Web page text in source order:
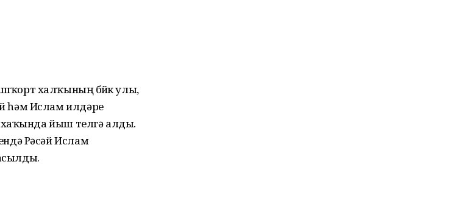
халҡының бөйөк улы,
һәм Ислам илдәре
хаҡында йыш телгә алды.
Рәсәй Ислам